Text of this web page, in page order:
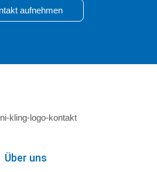
aufnehmen
Über uns